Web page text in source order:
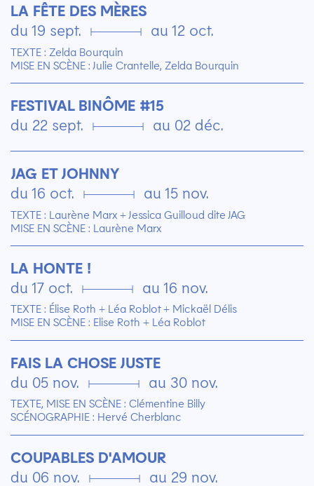
LA FÊTE DES MÈRES
du 19 sept. ▄ au 12 oct.
TEXTE : Zelda Bourquin
MISE EN SCÈNE : Julie Crantelle, Zelda Bourquin
FESTIVAL BINÔME #15
du 22 sept. ▄ au 02 déc.
JAG ET JOHNNY
du 16 oct. ▄ au 15 nov.
TEXTE : Laurène Marx + Jessica Guilloud dite JAG
MISE EN SCÈNE : Laurène Marx
LA HONTE !
du 17 oct. ▄ au 16 nov.
TEXTE : Élise Roth + Léa Roblot + Mickaël Délis
MISE EN SCÈNE : Elise Roth + Léa Roblot
FAIS LA CHOSE JUSTE
du 05 nov. ▄ au 30 nov.
TEXTE, MISE EN SCÈNE : Clémentine Billy
SCÉNOGRAPHIE : Hervé Cherblanc
COUPABLES D'AMOUR
du 06 nov. ▄ au 29 nov.